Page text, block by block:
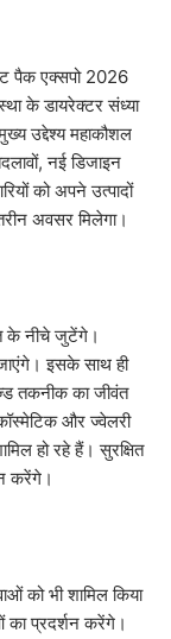
पैक एक्सपो 2026
के डायरेक्टर संध्या
उद्देश्य महाकौशल
नई डिजाइन
को अपने उत्पादों
अवसर मिलेगा।
के नीचे जुटेंगे।
इसके साथ ही
तकनीक का जीवंत
और ज्वेलरी
हो रहे हैं। सुरक्षित
करेंगे।
को भी शामिल किया
का प्रदर्शन करेंगे।